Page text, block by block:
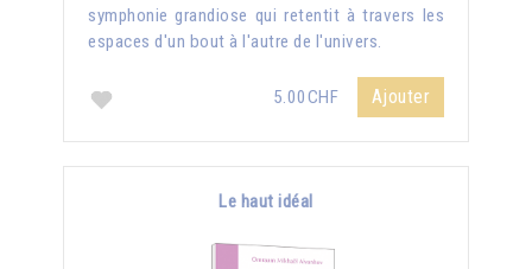
symphonie grandiose qui retentit à travers les
espaces d'un bout à l'autre de l'univers.
5.00CHF Ajouter
Le haut idéal